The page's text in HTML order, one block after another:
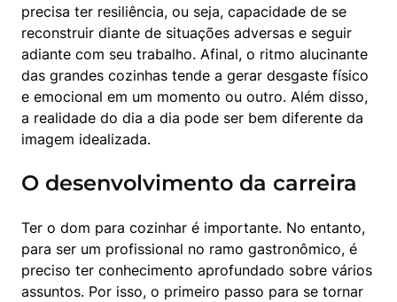
precisa ter resiliência, ou seja, capacidade de se
reconstruir diante de situações adversas e seguir
adiante com seu trabalho. Afinal, o ritmo alucinante
das grandes cozinhas tende a gerar desgaste físico
e emocional em um momento ou outro. Além disso,
a realidade do dia a dia pode ser bem diferente da
imagem idealizada.
O desenvolvimento da carreira
Ter o dom para cozinhar é importante. No entanto,
para ser um profissional no ramo gastronômico, é
preciso ter conhecimento aprofundado sobre vários
assuntos. Por isso, o primeiro passo para se tornar